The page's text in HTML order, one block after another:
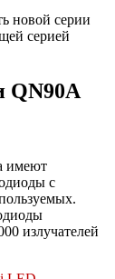
новой серии
серией
QN90A
имеют
с
излучателей